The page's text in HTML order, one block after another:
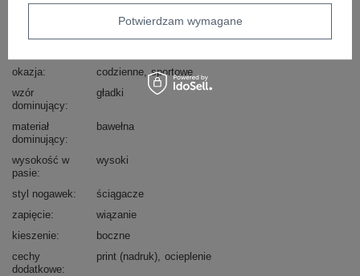
joggery
okazja
codzienne sportowe
wzór
dominujący
gładki
materiał
dominujący
bawełna
wysokość w
pasie
wysoki
styl nogawek
ściągacze
zapięcie
wiązanie
kieszenie
boczne
cechy
dodatkowe
print (nadruk) ocieplenie
Potwierdzam wymagane